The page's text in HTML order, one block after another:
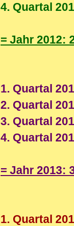
4. Quartal
= Jahr 2012:
1. Quartal
2. Quartal
3. Quartal
4. Quartal
= Jahr 2013:
1. Quartal